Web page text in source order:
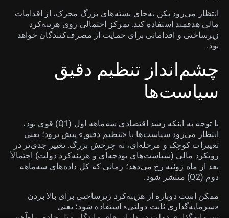
انتظار می‌رود پکن به‌جای بسته‌های بزرگ محرک، از اقدامات
مالی هدفمند استفاده کند. تمرکز احتمالی روی هزینه‌کرد
زیرساختی و اقداماتی برای حمایت از مصرف‌کنندگان خواهد
بود.
چشم‌انداز تنظیم دقیق
سیاست‌ها
با توجه به اینکه رشد اقتصادی سه‌ماهه اول (Q1) قوی بود،
انتظار می‌رود سیاست‌ها با «تنظیم دقیق» پیش برود؛ یعنی
تغییرات کوچک و مرحله‌ای، نه چرخش بزرگ. تغییر جدی‌تر در
رویکرد مالی (سیاست‌های بودجه‌ای و هزینه‌کرد دولت) احتمالاً
بعد از ماه ژوئیه رخ می‌دهد؛ زمانی که کل داده‌های سه‌ماهه
دوم (Q2) منتشر شود.
ممکن است دوباره از هزینه‌کرد زیرساختی برای بالا بردن
«سرمایه‌گذاری ثابت دولتی» استفاده شود؛ یعنی